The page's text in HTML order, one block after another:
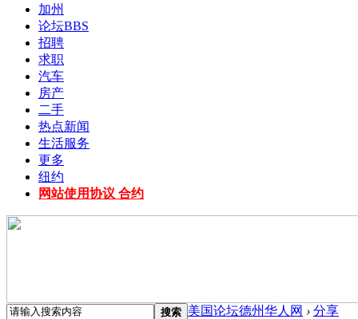
加州
论坛BBS
招聘
求职
汽车
房产
二手
热点新闻
生活服务
更多
纽约
网站使用协议 合约
搜索 美国论坛德州华人网 › 分享